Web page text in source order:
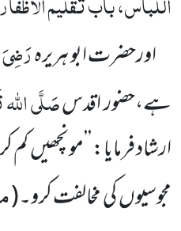
اورحضرت ابو ہریرہرَضِیَ
ہے،حضور اقدسصَلَّی
ارشاد فرمایا:’’مونچھیںکم
مجوسیوںکی مخالفت کرو۔(